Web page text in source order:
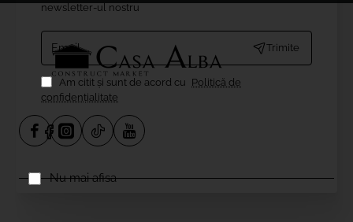
newsletter-ul nostru
Email....
Trimite
Am citit şi sunt de acord cu Politică de
confidențialitate
Nu mai afisa